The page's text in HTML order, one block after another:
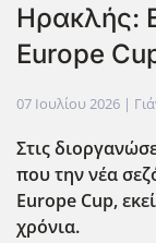
Ηρακλής:
Europe
07 Ιουλίου 2026 |
Στις
που την νέα
Europe Cup,
χρόνια.